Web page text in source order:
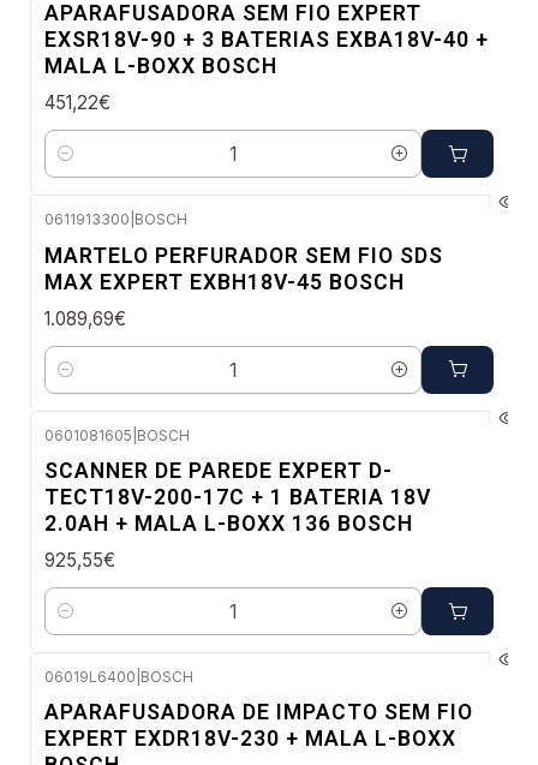
APARAFUSADORA SEM FIO EXPERT
EXSR18V-90 + 3 BATERIAS EXBA18V-40 +
MALA L-BOXX BOSCH
451,22€
Quantidade
0611913300 BOSCH
MARTELO PERFURADOR SEM FIO SDS
MAX EXPERT EXBH18V-45 BOSCH
1.089,69€
Quantidade
0601081605 BOSCH
SCANNER DE PAREDE EXPERT D-
TECT18V-200-17C + 1 BATERIA 18V
2.0AH + MALA L-BOXX 136 BOSCH
925,55€
Quantidade
06019L6400 BOSCH
APARAFUSADORA DE IMPACTO SEM FIO
EXPERT EXDR18V-230 + MALA L-BOXX